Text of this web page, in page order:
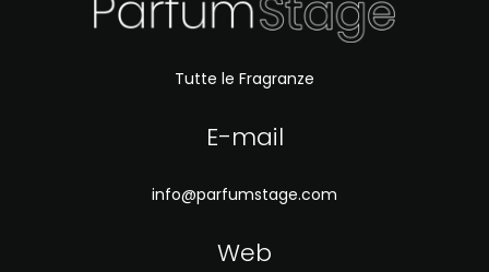
Tutte le Fragranze
E-mail
info@parfumstage.com
Web